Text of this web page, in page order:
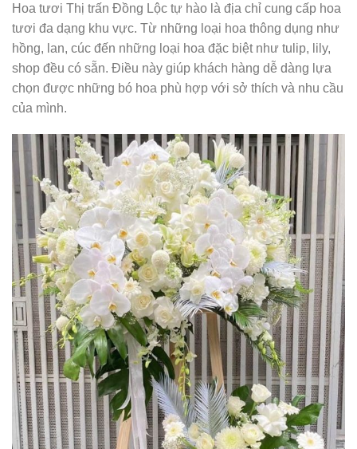
Hoa tươi Thị trấn Đồng Lộc tự hào là địa chỉ cung cấp hoa
tươi đa dạng khu vực. Từ những loại hoa thông dụng như
hồng, lan, cúc đến những loại hoa đặc biệt như tulip, lily,
shop đều có sẵn. Điều này giúp khách hàng dễ dàng lựa
chọn được những bó hoa phù hợp với sở thích và nhu cầu
của mình.